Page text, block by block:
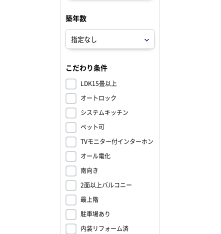
築年数
こだわり条件
LDK15畳以上
オートロック
システムキッチン
ペット可
TVモニター付インターホン
オール電化
南向き
2面以上バルコニー
最上階
駐車場あり
内装リフォーム済